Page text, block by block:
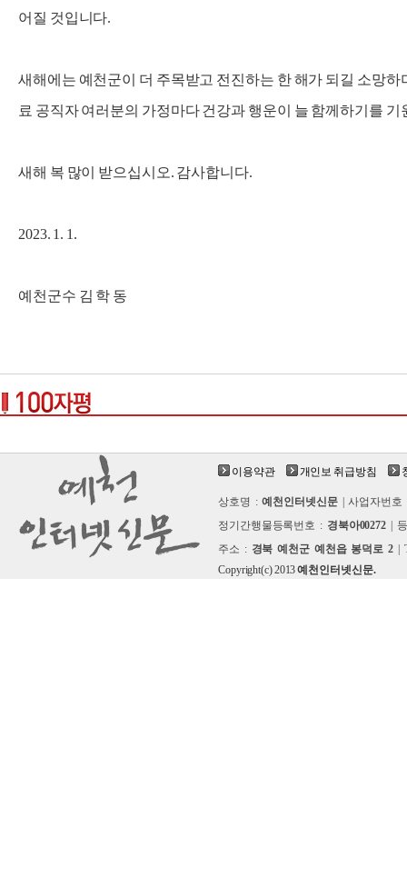
어질 것입니다.
새해에는 예천군이 더 주목받고 전진하는 한 해가 되길 소망하
료 공직자 여러분의 가정마다 건강과 행운이 늘 함께하기를 기
새해 복 많이 받으십시오. 감사합니다.
2023. 1. 1.
예천군수 김 학 동
이용약관 개인보 취급방침
상호명 :예천인터넷신문| 사업자번
정기간행물등록번호 : 경북아00272 |
주소 : 경북 예천군 예천읍 봉덕로 2|
Copyright(c) 2013예천인터넷신문.